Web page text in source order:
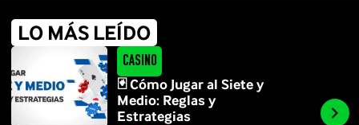
LO MÁS LEÍDO
Casino
🃏 Cómo Jugar al Siete y
Medio: Reglas y
Estrategias